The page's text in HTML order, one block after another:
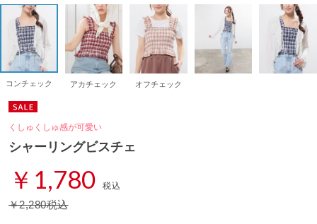
コンチェック アカチェック オフチェック
くしゅくしゅ感が可愛い
シャーリングビスチェ
￥1,780 税込
￥2,280税込